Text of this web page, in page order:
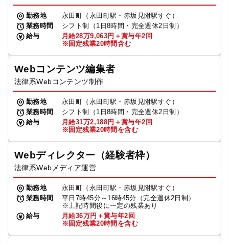
勤務地
永田町（永田町駅・赤坂見附駅すぐ）
業務時間
シフト制（1日8時間・完全週休2日制）
給与
月給28万9,063円＋賞与年2回
※固定残業20時間含む
Webコンテンツ編集者
法律系Webコンテンツ制作
勤務地
永田町（永田町駅・赤坂見附駅すぐ）
業務時間
シフト制（1日8時間・完全週休2日制）
給与
月給31万2,188円＋賞与年2回
※固定残業20時間を含む
Webディレクター（経験者枠）
法律系Webメディア運営
勤務地
永田町（永田町駅・赤坂見附駅すぐ）
業務時間
平日7時45分～16時45分（完全週休2日制）
※上記時間後に一定の残業あり
給与
月給36万円＋賞与年2回
※固定残業20時間を含む